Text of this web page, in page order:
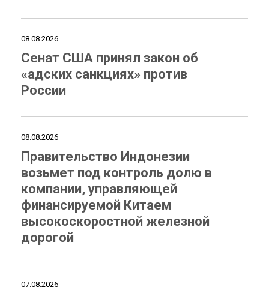
08.08.2026
Сенат США принял закон об
«адских санкциях» против
России
08.08.2026
Правительство Индонезии
возьмет под контроль долю в
компании, управляющей
финансируемой Китаем
высокоскоростной железной
дорогой
07.08.2026